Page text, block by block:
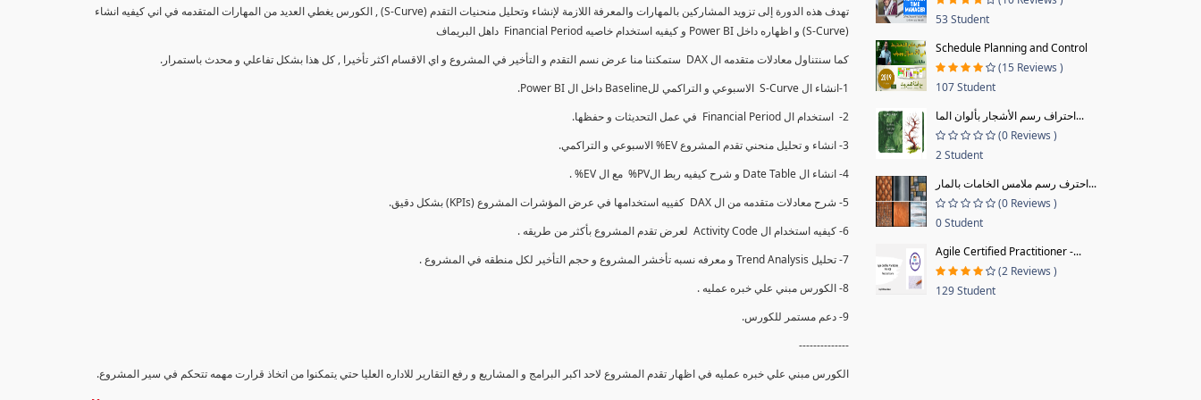
تهدف هذه الدورة إلى تزويد المشاركين بالمهارات والمعرفة اللازمة لإنشاء وتحليل منحنيات التقدم (S-Curve) , الكورس يغطي العديد من المهارات المتقدمه في اني كيفيه انشاء
(S-Curve) و اظهاره داخل Power BI و كيفيه استخدام خاصيه Financial Period داهل البريماف
كما سنتناول معادلات متقدمه ال DAX ستمكننا منا عرض نسم التقدم و التأخير في المشروع و اي الاقسام اكثر تأخيرا , كل هذا بشكل تفاعلي و محدث باستمرار.
1-انشاء ال S-Curve الاسبوعي و التراكمي للBaseline داخل ال Power BI.
2- استخدام ال Financial Period في عمل التحديثات و حفظها.
3- انشاء و تحليل منحني تقدم المشروع EV% الاسبوعي و التراكمي.
4- انشاء ال Date Table و شرح كيفيه ربط الPV% مع ال EV% .
5- شرح معادلات متقدمه من ال DAX كفييه استخدامها في عرض المؤشرات المشروع (KPIs) بشكل دقيق.
6- كيفيه استخدام ال Activity Code لعرض تقدم المشروع بأكثر من طريقه .
7- تحليل Trend Analysis و معرفه نسبه تأخشر المشروع و حجم التأخير لكل منطقه في المشروع .
8- الكورس مبني علي خبره عمليه .
9- دعم مستمر للكورس.
--------------
الكورس مبني علي خبره عمليه في اظهار تقدم المشروع لاحد اكبر البرامج و المشاريع و رفع التقارير للاداره العليا حتي يتمكنوا من اتخاذ قرارت مهمه تتحكم في سير المشروع.
53 Student
Schedule Planning and Control
(15 Reviews )
107 Student
احتراف رسم الأشجار بألوان الما...
(0 Reviews )
2 Student
احترف رسم ملامس الخامات بالمار...
(0 Reviews )
0 Student
Agile Certified Practitioner -...
(2 Reviews )
129 Student